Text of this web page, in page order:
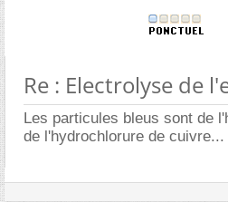
Re : Electrolyse de
Les particules bleus sont de
de l'hydrochlorure de cuivre...